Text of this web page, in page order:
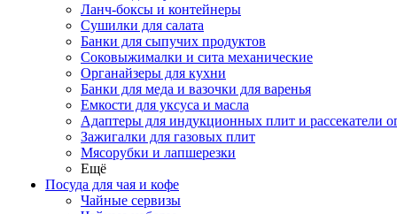
Ланч-боксы и контейнеры
Сушилки для салата
Банки для сыпучих продуктов
Соковыжималки и сита механические
Органайзеры для кухни
Банки для меда и вазочки для варенья
Емкости для уксуса и масла
Адаптеры для индукционных плит и рассекатели
Зажигалки для газовых плит
Мясорубки и лапшерезки
Ещё
Посуда для чая и кофе
Чайные сервизы